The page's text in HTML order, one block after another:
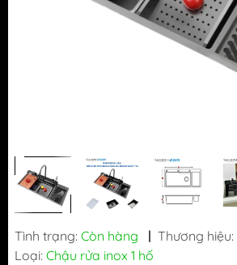
Tình trạng: Còn hàng | Thương hiệu:
Loại: Chậu rửa inox 1 hố